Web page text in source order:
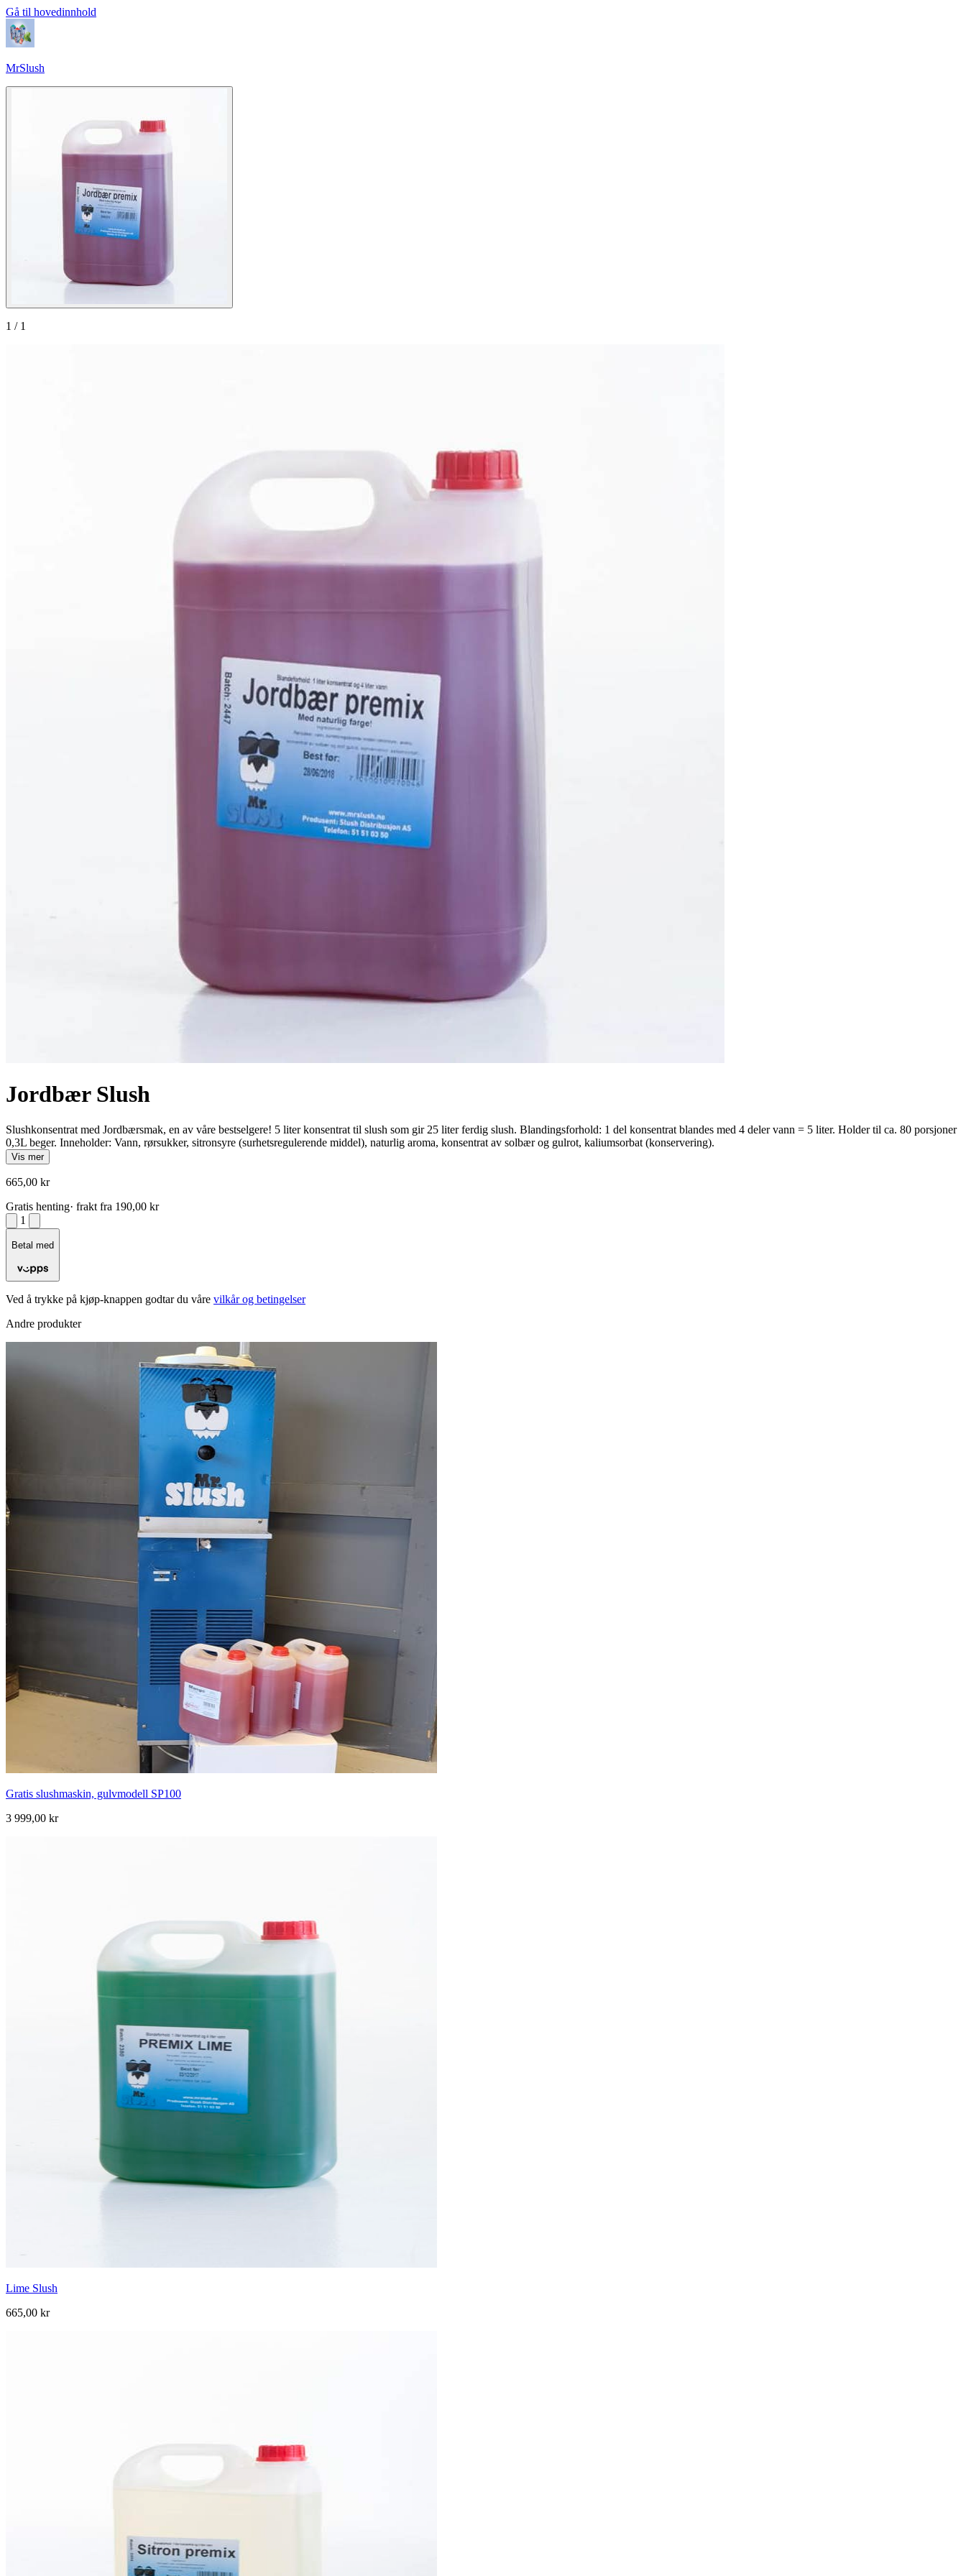
Gå til hovedinnhold
MrSlush
1 / 1
Jordbær Slush
Slushkonsentrat med Jordbærsmak, en av våre bestselgere! 5 liter konsentrat til slush som gir 25 liter ferdig slush. Blandingsforhold: 1 del konsentrat blandes med 4 deler vann = 5 liter. Holder til ca. 80 porsjoner
0,3L beger. Inneholder: Vann, rørsukker, sitronsyre (surhetsregulerende middel), naturlig aroma, konsentrat av solbær og gulrot, kaliumsorbat (konservering).
Vis mer
665,00 kr
Gratis henting· frakt fra 190,00 kr
1
Betal med
Ved å trykke på kjøp-knappen godtar du våre vilkår og betingelser
Andre produkter
Gratis slushmaskin, gulvmodell SP100
3 999,00 kr
Lime Slush
665,00 kr